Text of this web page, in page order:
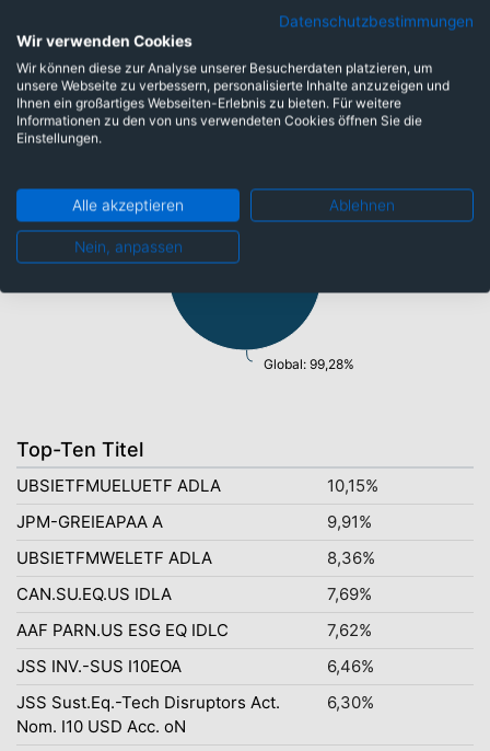
Fonds: 99,28%
Länder
Global: 99,28%
Barmittel: 0,72%
Top-Ten Titel
UBSIETFMUELUETF ADLA
10,15%
JPM-GREIEAPAA A
9,91%
UBSIETFMWELETF ADLA
8,36%
CAN.SU.EQ.US IDLA
7,69%
AAF PARN.US ESG EQ IDLC
7,62%
JSS INV.-SUS I10EOA
6,46%
JSS Sust.Eq.-Tech Disruptors Act.
Nom. I10 USD Acc. oN
6,30%
Datenschutzbestimmungen
Wir verwenden Cookies
Wir können diese zur Analyse unserer Besucherdaten platzieren, um
unsere Webseite zu verbessern, personalisierte Inhalte anzuzeigen und
Ihnen ein großartiges Webseiten-Erlebnis zu bieten. Für weitere
Informationen zu den von uns verwendeten Cookies öffnen Sie die
Einstellungen.
Alle akzeptieren Ablehnen
Nein, anpassen